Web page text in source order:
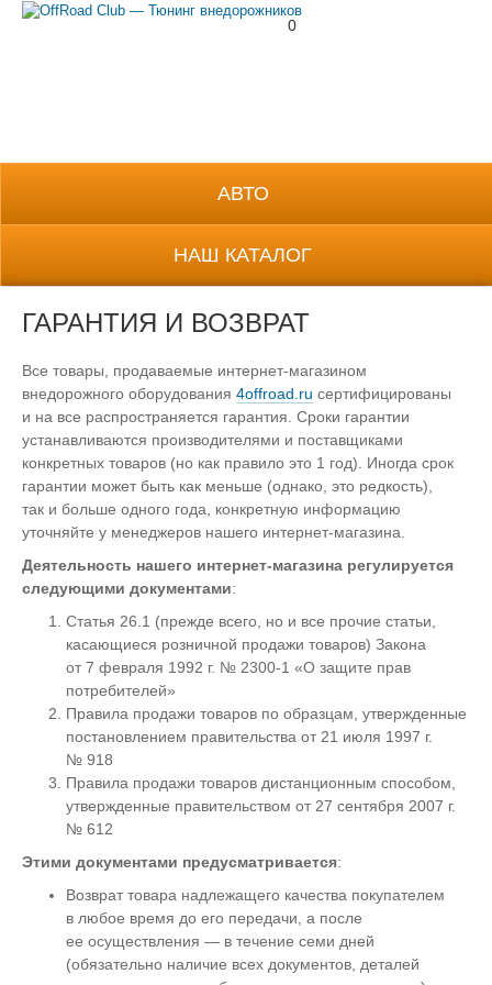
0
АВТО
НАШ КАТАЛОГ
ГАРАНТИЯ И ВОЗВРАТ
Все товары, продаваемые интернет-магазином
внедорожного оборудования 4offroad.ru сертифицированы
и на все распространяется гарантия. Сроки гарантии
устанавливаются производителями и поставщиками
конкретных товаров (но как правило это 1 год). Иногда срок
гарантии может быть как меньше (однако, это редкость),
так и больше одного года, конкретную информацию
уточняйте у менеджеров нашего интернет-магазина
Деятельность нашего интернет-магазина регулируется
следующими документами:
Статья 26.1 (прежде всего, но и все прочие статьи,
касающиеся розничной продажи товаров) Закона
от 7 февраля 1992 г. № 2300-1 «О защите прав
потребителей»
Правила продажи товаров по образцам, утвержденные
постановлением правительства от 21 июля 1997 г.
№ 918
Правила продажи товаров дистанционным способом,
утвержденные правительством от 27 сентября 2007 г.
№ 612
Этими документами предусматривается:
Возврат товара надлежащего качества покупателем
в любое время до его передачи, а после
ее осуществления — в течение семи дней
(обязательно наличие всех документов, деталей